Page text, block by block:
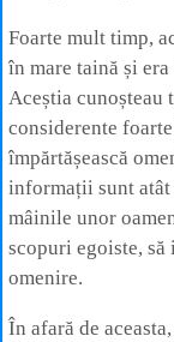
Foarte mult timp,
în mare taină și
Aceștia cunoșteau
considerente
împărtășească
informații sunt atât
mâinile unor
scopuri egoiste,
omenire.
În afară de aceasta,